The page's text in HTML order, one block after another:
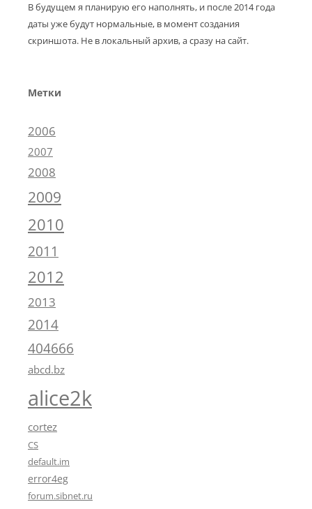
В будущем я планирую его наполнять, и после 2014 года
даты уже будут нормальные, в момент создания
скриншота. Не в локальный архив, а сразу на сайт.
Метки
2006
2007
2008
2009
2010
2011
2012
2013
2014
404666
abcd.bz
alice2k
cortez
CS
default.im
error4eg
forum.sibnet.ru